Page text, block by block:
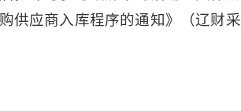
供应商入库程序的通知》（辽财采